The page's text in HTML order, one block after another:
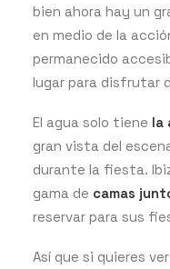
bien ahora hay un
en medio de la
permanecido
lugar para disfrutar
El agua solo tiene la
gran vista del
durante la fiesta.
gama de camas
reservar para sus
Así que si quieres